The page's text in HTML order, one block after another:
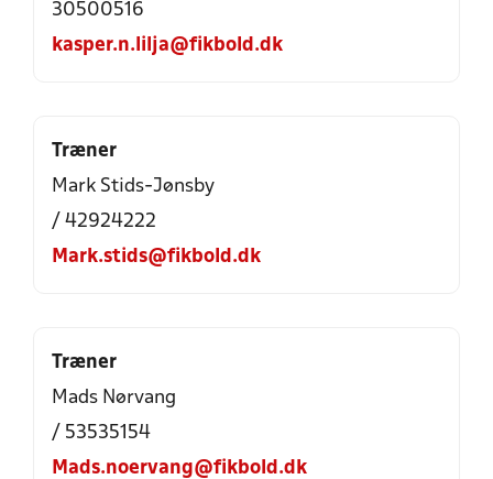
30500516
kasper.n.lilja@fikbold.dk
Træner
Mark Stids-Jønsby
/ 42924222
Mark.stids@fikbold.dk
Træner
Mads Nørvang
/ 53535154
Mads.noervang@fikbold.dk